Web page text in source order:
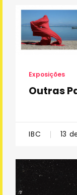
Exposições
Outras
IBC 13